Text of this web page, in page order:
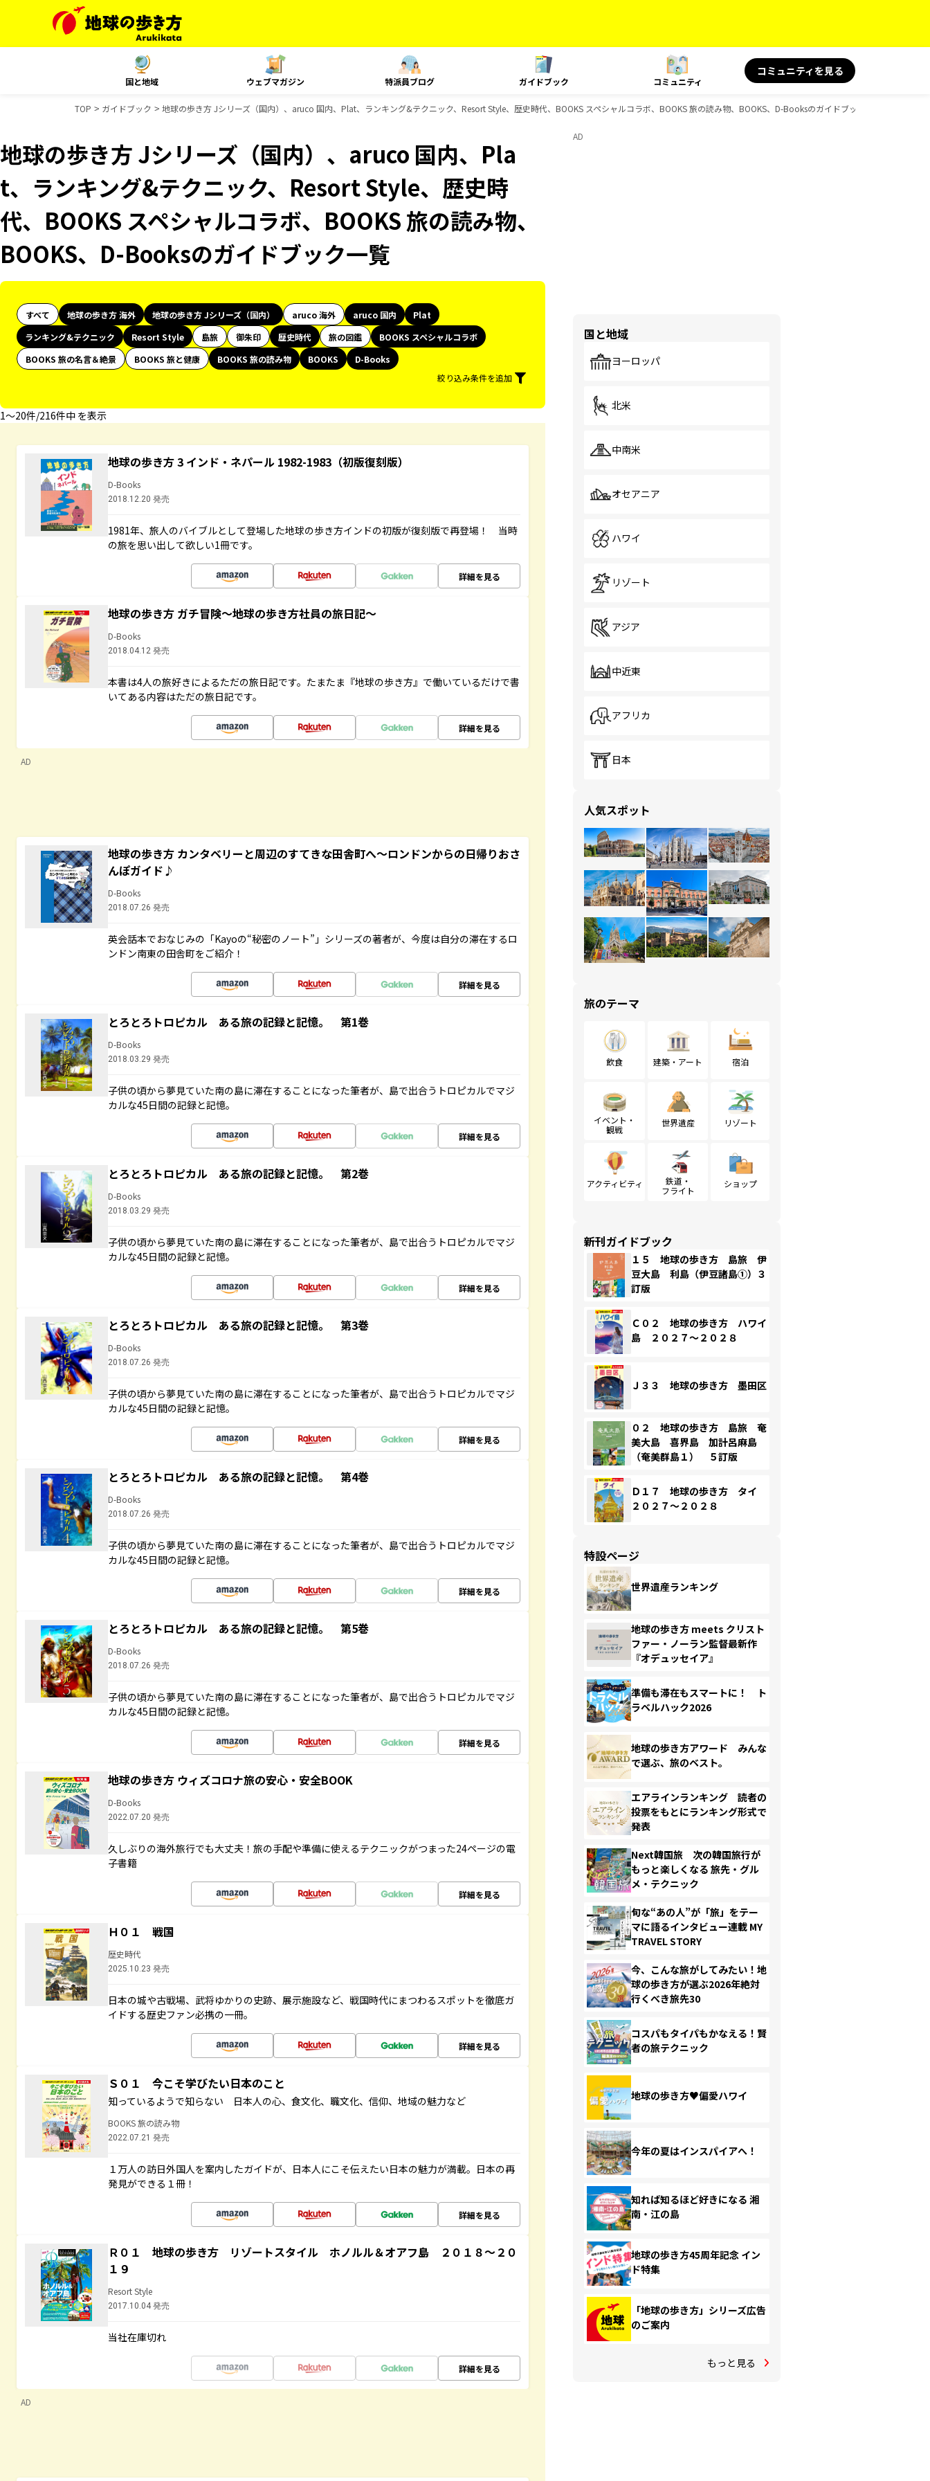
国と地域 ウェブマガジン 特派員ブログ ガイドブック コミュニティ
コミュニティを見る
TOP ガイドブック 地球の歩き方 Jシリーズ（国内）、aruco 国内、Plat、ランキング&テクニック、Resort Style、歴史時代、BOOKS スペシャルコラボ、BOOKS 旅の読み物、BOOKS、D-Booksのガイドブック一覧
地球の歩き方 Jシリーズ（国内）、aruco 国内、Pla
t、ランキング&テクニック、Resort Style、歴史時
代、BOOKS スペシャルコラボ、BOOKS 旅の読み物、
BOOKS、D-Booksのガイドブック一覧
すべて 地球の歩き方 海外 地球の歩き方 Jシリーズ（国内） aruco 海外 aruco 国内
Plat
ランキング&テクニック
Resort Style 島旅 御朱印 歴史時代 旅の図鑑
BOOKS スペシャルコラボ
BOOKS 旅の名言＆絶景
BOOKS 旅と健康 BOOKS 旅の読み物 BOOKS
D-Books
絞り込み条件を追加
1〜20件/216件中 を表示
地球の歩き方 3 インド・ネパール 1982-1983（初版復刻版）
D-Books
2018.12.20 発売
1981年、旅人のバイブルとして登場した地球の歩き方インドの初版が復刻版で再登場！ 当時
の旅を思い出して欲しい1冊です。
詳細を見る
地球の歩き方 ガチ冒険～地球の歩き方社員の旅日記～
D-Books
2018.04.12 発売
本書は4人の旅好きによるただの旅日記です。たまたま『地球の歩き方』で働いているだけで書
いてある内容はただの旅日記です。
詳細を見る
AD
地球の歩き方 カンタベリーと周辺のすてきな田舎町へ～ロンドンからの日帰りおさ
んぽガイド♪
D-Books
2018.07.26 発売
英会話本でおなじみの「Kayoの“秘密のノート”」シリーズの著者が、今度は自分の滞在するロ
ンドン南東の田舎町をご紹介！
詳細を見る
とろとろトロピカル ある旅の記録と記憶。 第1巻
D-Books
2018.03.29 発売
子供の頃から夢見ていた南の島に滞在することになった筆者が、島で出合うトロピカルでマジ
カルな45日間の記録と記憶。
詳細を見る
とろとろトロピカル ある旅の記録と記憶。 第2巻
D-Books
2018.03.29 発売
子供の頃から夢見ていた南の島に滞在することになった筆者が、島で出合うトロピカルでマジ
カルな45日間の記録と記憶。
詳細を見る
とろとろトロピカル ある旅の記録と記憶。 第3巻
D-Books
2018.07.26 発売
子供の頃から夢見ていた南の島に滞在することになった筆者が、島で出合うトロピカルでマジ
カルな45日間の記録と記憶。
詳細を見る
とろとろトロピカル ある旅の記録と記憶。 第4巻
D-Books
2018.07.26 発売
子供の頃から夢見ていた南の島に滞在することになった筆者が、島で出合うトロピカルでマジ
カルな45日間の記録と記憶。
詳細を見る
とろとろトロピカル ある旅の記録と記憶。 第5巻
D-Books
2018.07.26 発売
子供の頃から夢見ていた南の島に滞在することになった筆者が、島で出合うトロピカルでマジ
カルな45日間の記録と記憶。
詳細を見る
地球の歩き方 ウィズコロナ旅の安心・安全BOOK
D-Books
2022.07.20 発売
久しぶりの海外旅行でも大丈夫！旅の手配や準備に使えるテクニックがつまった24ページの電
子書籍
詳細を見る
Ｈ０１ 戦国
歴史時代
2025.10.23 発売
日本の城や古戦場、武将ゆかりの史跡、展示施設など、戦国時代にまつわるスポットを徹底ガ
イドする歴史ファン必携の一冊。
詳細を見る
Ｓ０１ 今こそ学びたい日本のこと
知っているようで知らない 日本人の心、食文化、職文化、信仰、地域の魅力など
BOOKS 旅の読み物
2022.07.21 発売
１万人の訪日外国人を案内したガイドが、日本人にこそ伝えたい日本の魅力が満載。日本の再
発見ができる１冊！
詳細を見る
Ｒ０１ 地球の歩き方 リゾートスタイル ホノルル＆オアフ島 ２０１８～２０
１９
Resort Style
2017.10.04 発売
当社在庫切れ
詳細を見る
AD
AD
国と地域
ヨーロッパ
北米
中南米
オセアニア
ハワイ
リゾート
アジア
中近東
アフリカ
日本
人気スポット
旅のテーマ
飲食 建築・アート 宿泊
イベント・
観戦
世界遺産 リゾート
アクティビティ
鉄道・
フライト
ショップ
新刊ガイドブック
１５ 地球の歩き方 島旅 伊
豆大島 利島（伊豆諸島①）３
訂版
Ｃ０２ 地球の歩き方 ハワイ
島 ２０２７～２０２８
Ｊ３３ 地球の歩き方 墨田区
０２ 地球の歩き方 島旅 奄
美大島 喜界島 加計呂麻島
（奄美群島１） ５訂版
Ｄ１７ 地球の歩き方 タイ
２０２７～２０２８
特設ページ
世界遺産ランキング
地球の歩き方 meets クリスト
ファー・ノーラン監督最新作
『オデュッセイア』
準備も滞在もスマートに！ ト
ラベルハック2026
地球の歩き方アワード みんな
で選ぶ、旅のベスト。
エアラインランキング 読者の
投票をもとにランキング形式で
発表
Next韓国旅 次の韓国旅行が
もっと楽しくなる 旅先・グル
メ・テクニック
旬な“あの人”が「旅」をテー
マに語るインタビュー連載 MY
TRAVEL STORY
今、こんな旅がしてみたい！地
球の歩き方が選ぶ2026年絶対
行くべき旅先30
コスパもタイパもかなえる！賢
者の旅テクニック
地球の歩き方♥偏愛ハワイ
今年の夏はインスパイアへ！
知れば知るほど好きになる 湘
南・江の島
地球の歩き方45周年記念 イン
ド特集
「地球の歩き方」シリーズ広告
のご案内
もっと見る